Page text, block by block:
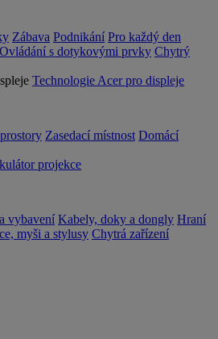
Zábava Podnikání Pro každý den
Ovládání s dotykovými prvky Chytrý
Technologie Acer pro displeje
Zasedací místnost Domácí
projekce
vybavení Kabely, doky a dongly Hraní
myši a stylusy Chytrá zařízení